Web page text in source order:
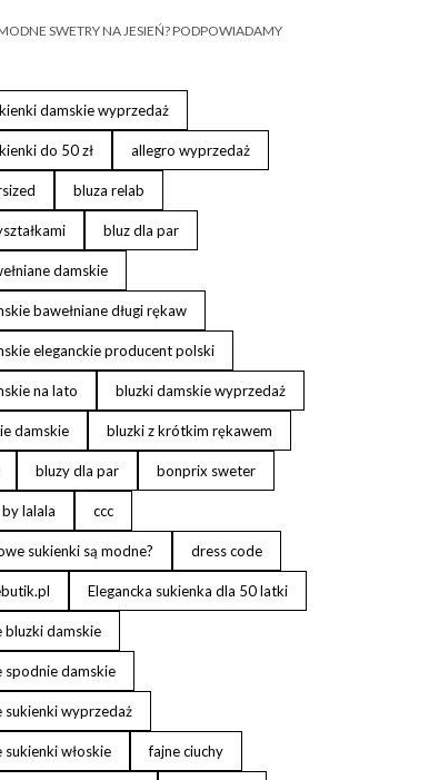
SWETRY NA JESIEŃ? PODPOWIADAMY
damskie wyprzedaż
do 50 zł allegro wyprzedaż
bluza relab
bluz dla par
damskie
bawełniane długi rękaw
eleganckie producent polski
na lato bluzki damskie wyprzedaż
damskie bluzki z krótkim rękawem
bluzy dla par bonprix sweter
by lalala ccc
sukienki są modne? dress code
Elegancka sukienka dla 50 latki
bluzki damskie
spodnie damskie
sukienki wyprzedaż
sukienki włoskie fajne ciuchy